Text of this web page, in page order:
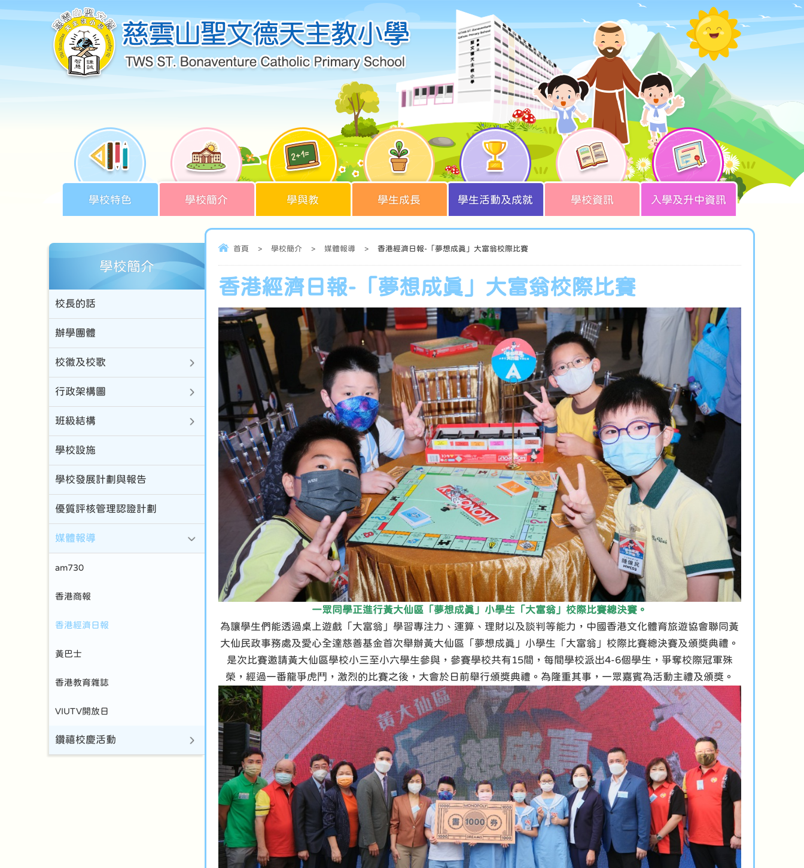
學校特色 學校簡介 學與教 學生成長 學生活動及成就 學校資訊 入學及升中資訊
首頁 > 學校簡介 > 媒體報導 > 香港經濟日報-「夢想成真」大富翁校際比賽
香港經濟日報-「夢想成真」大富翁校際比賽
一眾同學正進行黃大仙區「夢想成真」小學生「大富翁」校際比賽總決賽。
為讓學生們能透過桌上遊戲「大富翁」學習專注力、運算、理財以及談判等能力，中國香港文化體育旅遊協會聯同黃
大仙民政事務處及愛心全達慈善基金首次舉辦黃大仙區「夢想成真」小學生「大富翁」校際比賽總決賽及頒獎典禮。
是次比賽邀請黃大仙區學校小三至小六學生參與，參賽學校共有15間，每間學校派出4-6個學生，爭奪校際冠軍殊
榮，經過一番龍爭虎鬥，激烈的比賽之後，大會於日前舉行頒獎典禮。為隆重其事，一眾嘉賓為活動主禮及頒獎。
學校簡介
校長的話
辦學團體
校徽及校歌
行政架構圖
班級結構
學校設施
學校發展計劃與報告
優質評核管理認證計劃
媒體報導
am730
香港商報
香港經濟日報
黃巴士
香港教育雜誌
VIUTV開放日
鑽禧校慶活動